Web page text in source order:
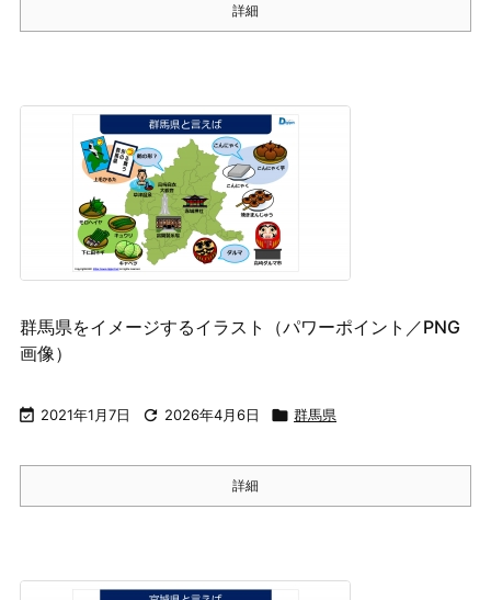
詳細
群馬県をイメージするイラスト（パワーポイント／PNG
画像）
 2021年1月7日  2026年4月6日  群馬県
詳細